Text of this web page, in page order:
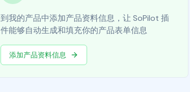
到我的产品中添加产品资料信息，让 SoPilot 插
件能够自动生成和填充你的产品表单信息
添加产品资料信息